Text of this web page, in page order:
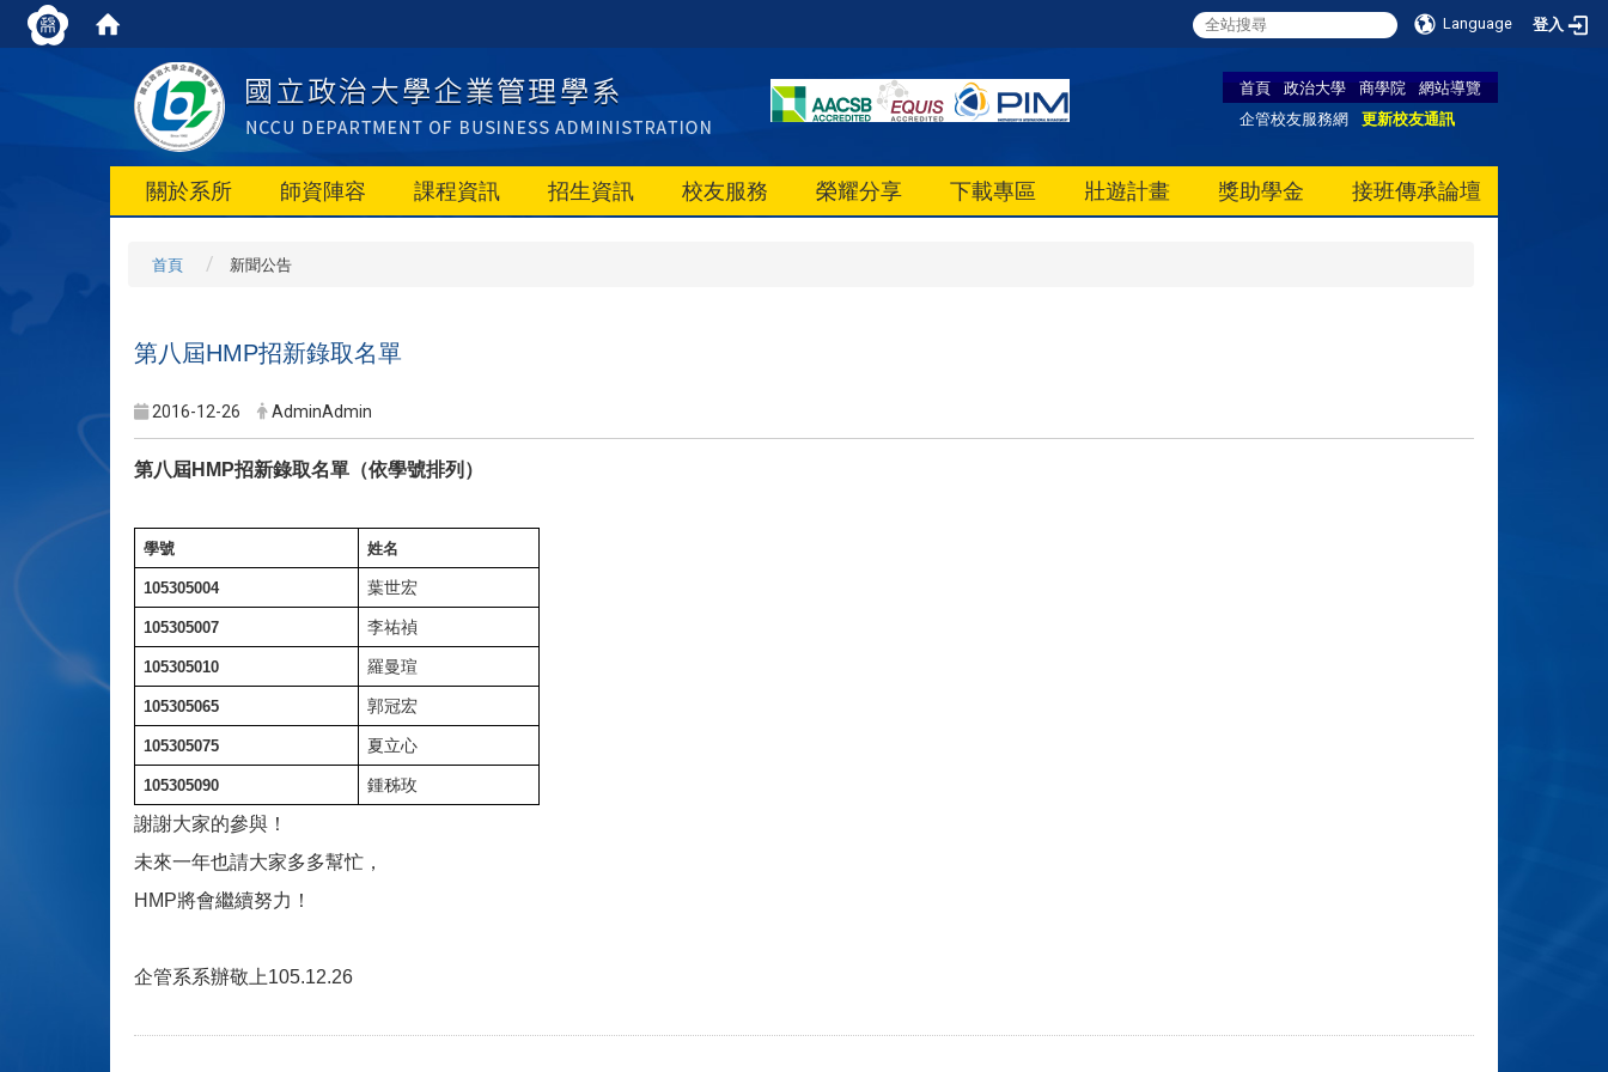
Language 登入
首頁 政治大學 商學院
網站導覽
企管校友服務網
更新校友通訊
關於系所 師資陣容 課程資訊 招生資訊 校友服務 榮耀分享 下載專區 壯遊計畫 獎助學金 接班傳承論壇
首頁 新聞公告
第八屆HMP招新錄取名單
2016-12-26 AdminAdmin
第八屆HMP招新錄取名單（依學號排列）
學號 姓名
105305004 葉世宏
105305007 李祐禎
105305010 羅曼瑄
105305065 郭冠宏
105305075 夏立心
105305090 鍾秭玫
謝謝大家的參與！
未來一年也請大家多多幫忙，
HMP將會繼續努力！
企管系系辦敬上105.12.26